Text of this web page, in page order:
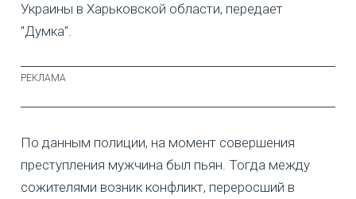
Украины в Харьковской области, передает
"Думка".
По данным полиции, на момент совершения
преступления мужчина был пьян. Тогда между
сожителями возник конфликт, переросший в